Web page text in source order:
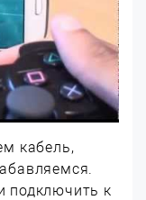
кабель,
подключить к